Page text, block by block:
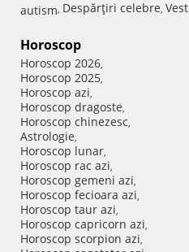
autism, Despărţiri celebre,
Horoscop
Horoscop 2026,
Horoscop 2025,
Horoscop azi,
Horoscop dragoste,
Horoscop chinezesc,
Astrologie,
Horoscop lunar,
Horoscop rac azi,
Horoscop gemeni azi,
Horoscop fecioara azi,
Horoscop taur azi,
Horoscop capricorn azi,
Horoscop scorpion azi,